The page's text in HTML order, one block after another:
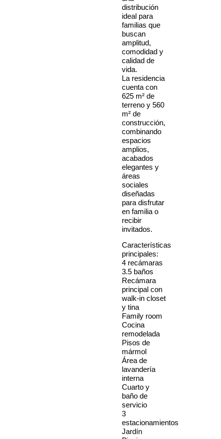
distribución
ideal para
familias que
buscan
amplitud,
comodidad y
calidad de
vida.
La residencia
cuenta con
625 m² de
terreno y 560
m² de
construcción,
combinando
espacios
amplios,
acabados
elegantes y
áreas
sociales
diseñadas
para disfrutar
en familia o
recibir
invitados.
Características
principales:
4 recámaras
3.5 baños
Recámara
principal con
walk-in closet
y tina
Family room
Cocina
remodelada
Pisos de
mármol
Área de
lavandería
interna
Cuarto y
baño de
servicio
3
estacionamientos
Jardín